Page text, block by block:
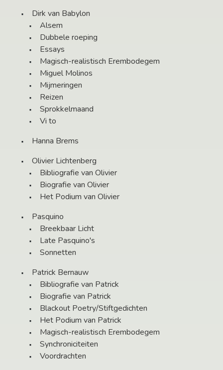
Dirk van Babylon
Alsem
Dubbele roeping
Essays
Magisch-realistisch Erembodegem
Miguel Molinos
Mijmeringen
Reizen
Sprokkelmaand
Vi to
Hanna Brems
Olivier Lichtenberg
Bibliografie van Olivier
Biografie van Olivier
Het Podium van Olivier
Pasquino
Breekbaar Licht
Late Pasquino's
Sonnetten
Patrick Bernauw
Bibliografie van Patrick
Biografie van Patrick
Blackout Poetry/Stiftgedichten
Het Podium van Patrick
Magisch-realistisch Erembodegem
Synchroniciteiten
Voordrachten